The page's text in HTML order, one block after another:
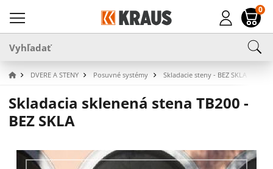
0
DVERE A STENY Posuvné systémy Skladacie steny - BEZ SKLA
Skladacia sklenená stena TB200 -
BEZ SKLA